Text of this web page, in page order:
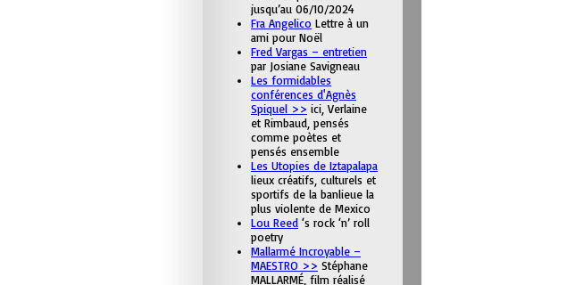
jusqu’au 06/10/2024
Fra Angelico Lettre à un
ami pour Noël
Fred Vargas – entretien
par Josiane Savigneau
Les formidables
conférences d'Agnès
Spiquel >> ici, Verlaine
et Rimbaud, pensés
comme poètes et
pensés ensemble
Les Utopies de Iztapalapa
lieux créatifs, culturels et
sportifs de la banlieue la
plus violente de Mexico
Lou Reed ‘s rock ‘n’ roll
poetry
Mallarmé Incroyable –
MAESTRO >> Stéphane
MALLARMÉ, film réalisé